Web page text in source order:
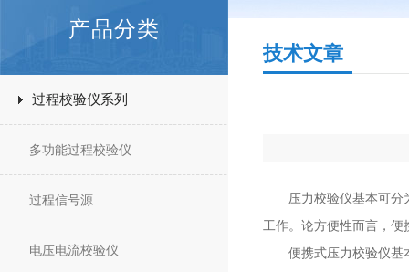
产品分类
过程校验仪系列
多功能过程校验仪
过程信号源
电压电流校验仪
技术文章
压力校验仪基本可分为
工作。论方便性而言，
便携式压力校验仪基本